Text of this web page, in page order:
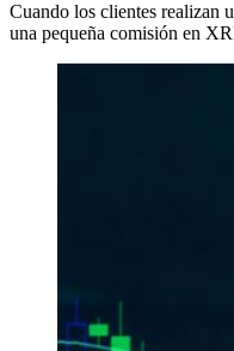
Cuando los clientes realizan
una pequeña comisión en